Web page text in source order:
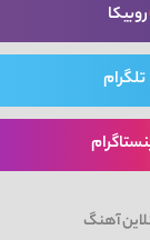
روبیکا
تلگرام
آهنگ